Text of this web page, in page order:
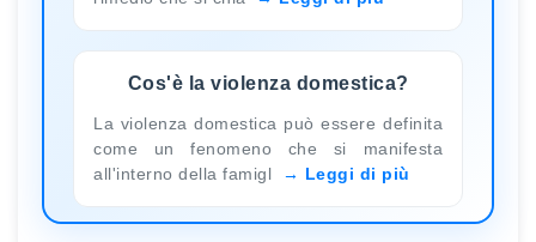
Cos'è la violenza domestica?
La violenza domestica può essere definita
come un fenomeno che si manifesta
all'interno della famigl
Leggi di più